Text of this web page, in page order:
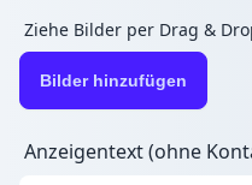
Ziehe Bilder per Drag &
Bilder hinzufügen
Anzeigentext (ohne